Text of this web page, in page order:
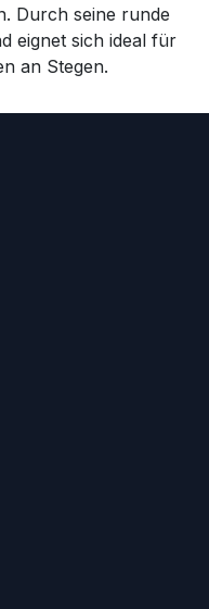
Durch seine runde
eignet sich ideal für
an Stegen.